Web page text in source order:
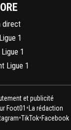
direct
1
1
Ligue 1
et publicité
Foot01 •La rédaction
•TikTok•Facebook